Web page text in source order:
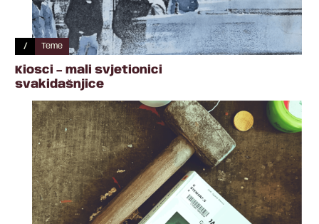
/ Teme
Kiosci – mali svjetionici
svakidašnjice